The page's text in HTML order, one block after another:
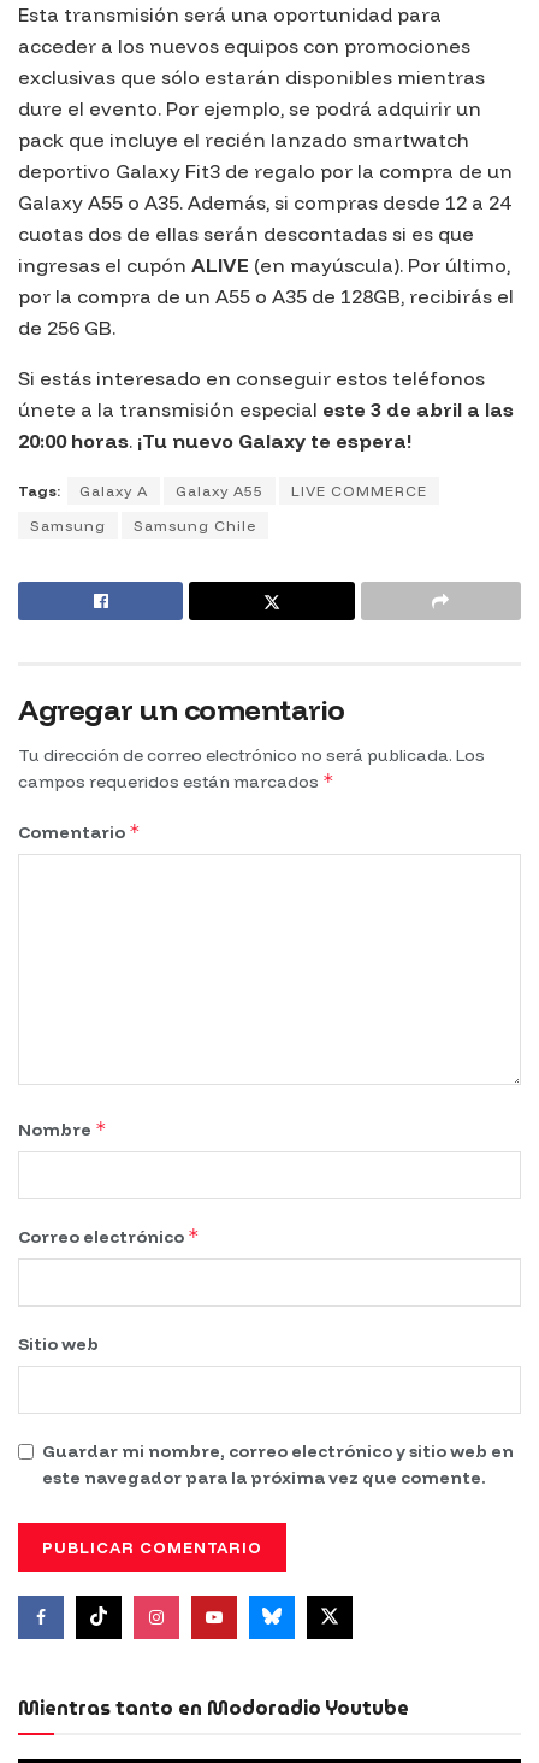
Esta transmisión será una oportunidad para
acceder a los nuevos equipos con promociones
exclusivas que sólo estarán disponibles mientras
dure el evento. Por ejemplo, se podrá adquirir un
pack que incluye el recién lanzado smartwatch
deportivo Galaxy Fit3 de regalo por la compra de un
Galaxy A55 o A35. Además, si compras desde 12 a 24
cuotas dos de ellas serán descontadas si es que
ingresas el cupón ALIVE (en mayúscula). Por último,
por la compra de un A55 o A35 de 128GB, recibirás el
de 256 GB.
Si estás interesado en conseguir estos teléfonos
únete a la transmisión especial este 3 de abril a las
20:00 horas. ¡Tu nuevo Galaxy te espera!
Tags: Galaxy A Galaxy A55
LIVE COMMERCE
Samsung
Samsung Chile
Agregar un comentario
Tu dirección de correo electrónico no será publicada. Los
campos requeridos están marcados *
Comentario *
Nombre *
Correo electrónico *
Sitio web
Guardar mi nombre, correo electrónico y sitio web en
este navegador para la próxima vez que comente.
Mientras tanto en Modoradio Youtube